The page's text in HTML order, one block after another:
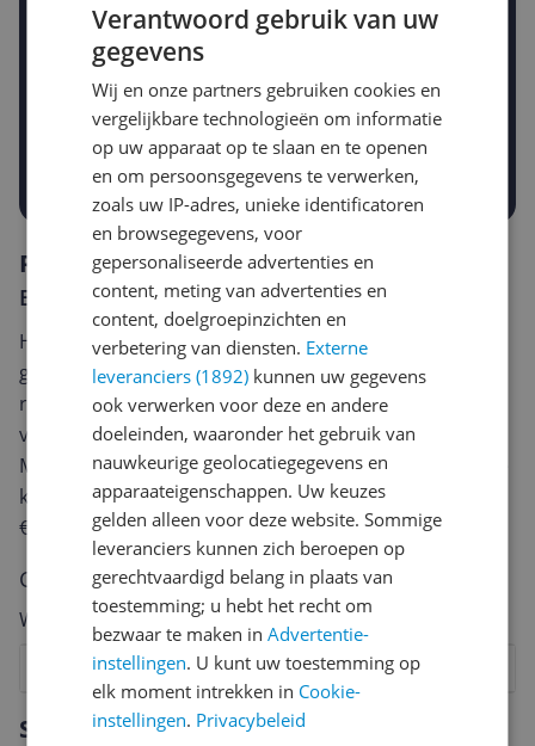
Gewenste daling of bedrag
-5% -10% -15%
Gewenste prijs
€
Prijsalert aanzetten
Specificaties
Reviews
Er zijn nog geen reviews geschreven
Heb jij dit product in bezit en wil je graag je mening
geven? Start dan hieronder met het schrijven van je
review. Afhankelijk van de details duurt het schrijven
van een review gemiddeld tussen de 3 en 10 minuten.
Met jouw mening help je andere bezoekers een betere
keuze te maken én maak je iedere maand kans op
€250,-!
Klik hier voor de actievoorwaarden.
Cijfer
Welk cijfer geef jij dit product?
8
7
6
5
4
3
2
Vraag 1 van 4
Verantwoord gebruik van uw
gegevens
Wij en onze partners gebruiken cookies en
vergelijkbare technologieën om informatie
op uw apparaat op te slaan en te openen
en om persoonsgegevens te verwerken,
zoals uw IP-adres, unieke identificatoren
en browsegegevens, voor
gepersonaliseerde advertenties en
content, meting van advertenties en
content, doelgroepinzichten en
verbetering van diensten. Externe
leveranciers (1892) kunnen uw gegevens
ook verwerken voor deze en andere
doeleinden, waaronder het gebruik van
nauwkeurige geolocatiegegevens en
apparaateigenschappen. Uw keuzes
gelden alleen voor deze website. Sommige
leveranciers kunnen zich beroepen op
gerechtvaardigd belang in plaats van
toestemming; u hebt het recht om
bezwaar te maken inAdvertentie-
instellingen. U kunt uw toestemming op
elk moment intrekken in Cookie-
instellingen. Privacybeleid